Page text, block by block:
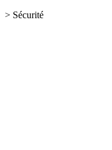
> Sécurité